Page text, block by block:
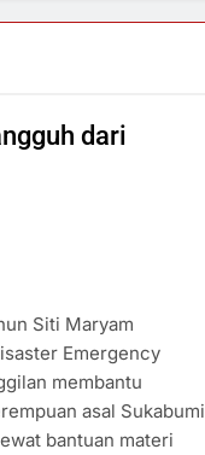
dari
Siti Maryam
Emergency
membantu
asal Sukabumi
bantuan materi